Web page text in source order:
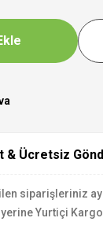
& Ücretsiz
siparişleriniz
Yurtiçi